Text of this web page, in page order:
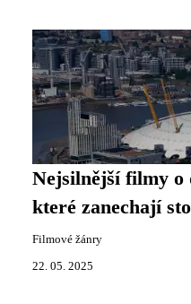
Nejsilnější filmy o
které zanechají
Filmové žánry
22. 05. 2025